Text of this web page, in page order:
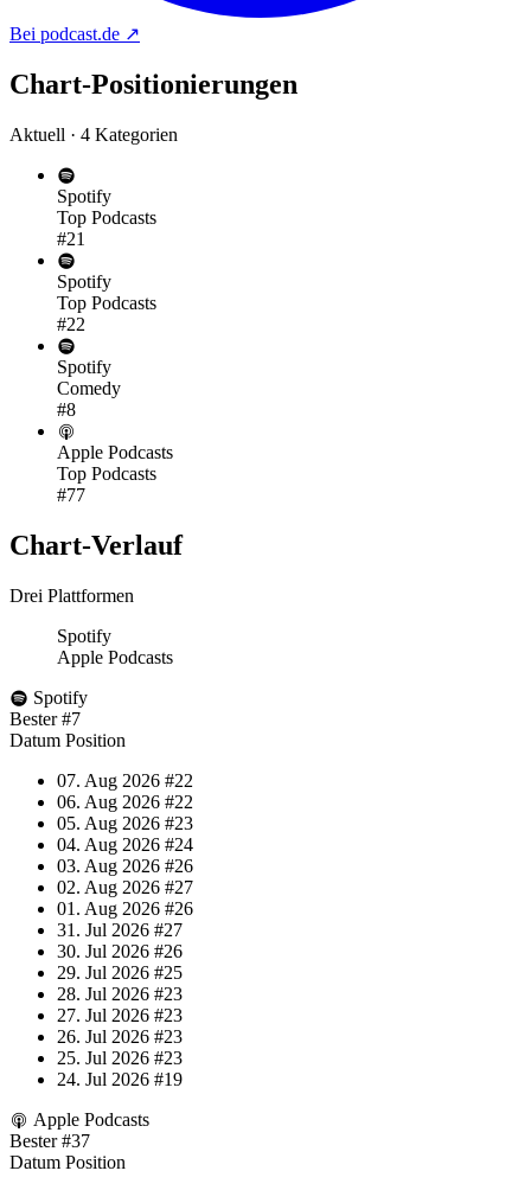
Bei podcast.de ↗
Chart-Positionierungen
Aktuell · 4 Kategorien
Spotify
Top Podcasts
#21
Spotify
Top Podcasts
#22
Spotify
Comedy
#8
Apple Podcasts
Top Podcasts
#77
Chart-Verlauf
Drei Plattformen
Spotify
Apple Podcasts
Spotify
Bester #7
Datum Position
07. Aug 2026 #22
06. Aug 2026 #22
05. Aug 2026 #23
04. Aug 2026 #24
03. Aug 2026 #26
02. Aug 2026 #27
01. Aug 2026 #26
31. Jul 2026 #27
30. Jul 2026 #26
29. Jul 2026 #25
28. Jul 2026 #23
27. Jul 2026 #23
26. Jul 2026 #23
25. Jul 2026 #23
24. Jul 2026 #19
Apple Podcasts
Bester #37
Datum Position